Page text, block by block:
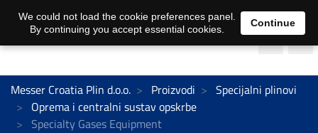
Messer Croatia Plin d.o.o. Proizvodi
Specijalni plinovi
Oprema i centralni sustav opskrbe
Specialty Gases Equipment
We could not load the cookie preferences panel.
By continuing you accept essential cookies.
Continue